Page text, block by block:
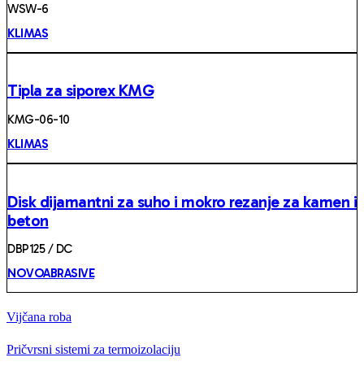
WSW-6
KLIMAS
Tipla za siporex KMG
KMG-06-10
KLIMAS
Disk dijamantni za suho i mokro rezanje za kamen i
beton
DBP125 / DC
NOVOABRASIVE
Vijčana roba
Pričvrsni sistemi za termoizolaciju